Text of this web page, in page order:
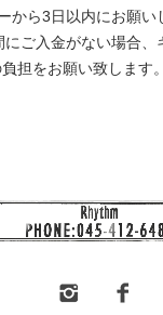
から3日以内にお願い
ご入金がない場合、
担をお願い致します。